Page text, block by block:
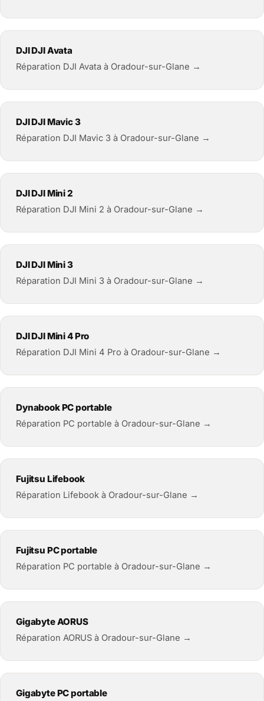
DJI DJI Avata
Réparation DJI Avata à Oradour-sur-Glane →
DJI DJI Mavic 3
Réparation DJI Mavic 3 à Oradour-sur-Glane →
DJI DJI Mini 2
Réparation DJI Mini 2 à Oradour-sur-Glane →
DJI DJI Mini 3
Réparation DJI Mini 3 à Oradour-sur-Glane →
DJI DJI Mini 4 Pro
Réparation DJI Mini 4 Pro à Oradour-sur-Glane →
Dynabook PC portable
Réparation PC portable à Oradour-sur-Glane →
Fujitsu Lifebook
Réparation Lifebook à Oradour-sur-Glane →
Fujitsu PC portable
Réparation PC portable à Oradour-sur-Glane →
Gigabyte AORUS
Réparation AORUS à Oradour-sur-Glane →
Gigabyte PC portable